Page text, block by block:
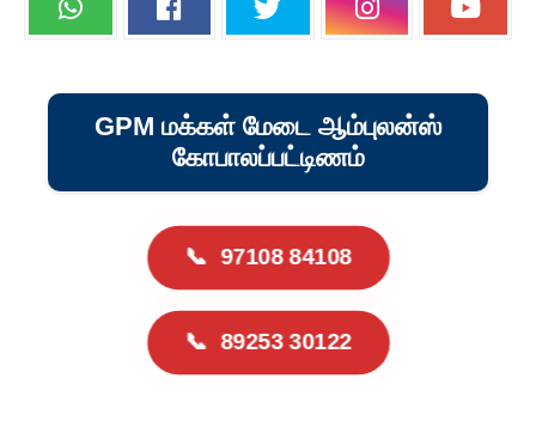
GPM மக்கள் மேடை ஆம்புலன்ஸ்
கோபாலப்பட்டிணம்
📞 97108 84108
📞 89253 30122